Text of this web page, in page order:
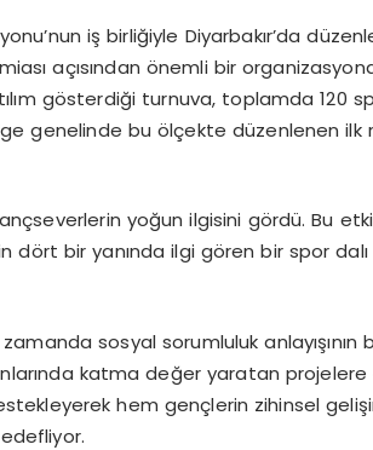
iş birliğiyle Diyarbakır’da
açısından önemli bir
gösterdiği turnuva, toplamda 120
genelinde bu ölçekte düzenlenen ilk
yoğun ilgisini gördü. Bu
dört bir yanında ilgi gören bir spor
sosyal sorumluluk anlayışının
katma değer yaratan
hem gençlerin zihinsel